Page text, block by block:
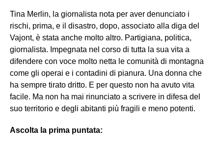
Tina Merlin, la giornalista nota per aver denunciato i
rischi, prima, e il disastro, dopo, associato alla diga del
Vajont, è stata anche molto altro. Partigiana, politica,
giornalista. Impegnata nel corso di tutta la sua vita a
difendere con voce molto netta le comunità di montagna
come gli operai e i contadini di pianura. Una donna che
ha sempre tirato dritto. E per questo non ha avuto vita
facile. Ma non ha mai rinunciato a scrivere in difesa del
suo territorio e degli abitanti più fragili e meno potenti.
Ascolta la prima puntata: